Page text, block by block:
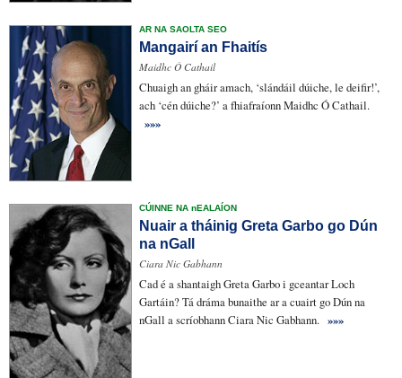
AR NA SAOLTA SEO
Mangairí an Fhaitís
Maidhc Ó Cathail
Chuaigh an gháiramach, ‘slándáil dúiche,le deifir!’,
ach ‘cén dúiche?’ a fhiafraíonn Maidhc Ó Cathail.
»»»
CÚINNE NA nEALAÍON
Nuair a tháinig Greta Garbo go Dún
na nGall
Ciara Nic Gabhann
Cad é ashantaighGreta Garbo i gceantar Loch
Gartáin? Tá dráma bunaithe ar a cuairt go Dún na
nGall a scríobhann Ciara Nic Gabhann. »»»